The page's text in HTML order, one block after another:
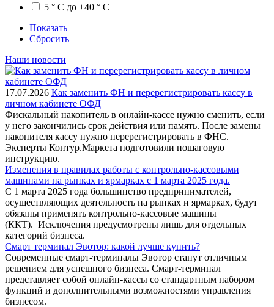
5 ° C до +40 ° C
Показать
Сбросить
Наши новости
17.07.2026 Как заменить ФН и перерегистрировать кассу в
личном кабинете ОФД
Фискальный накопитель в онлайн-кассе нужно сменить, если
у него закончились срок действия или память. После замены
накопителя кассу нужно перерегистрировать в ФНС.
Эксперты Контур.Маркета подготовили пошаговую
инструкцию.
Изменения в правилах работы с контрольно-кассовыми
машинами на рынках и ярмарках с 1 марта 2025 года.
С 1 марта 2025 года большинство предпринимателей,
осуществляющих деятельность на рынках и ярмарках, будут
обязаны применять контрольно-кассовые машины
(ККТ). Исключения предусмотрены лишь для отдельных
категорий бизнеса.
Смарт терминал Эвотор: какой лучше купить?
Современные смарт-терминалы Эвотор станут отличным
решением для успешного бизнеса. Смарт-терминал
представляет собой онлайн-кассы со стандартным набором
функций и дополнительными возможностями управления
бизнесом.